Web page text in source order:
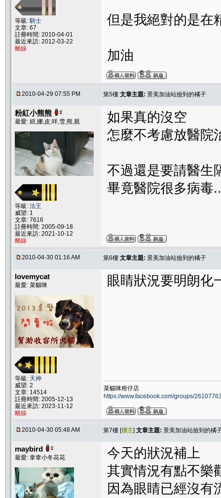
等級:騎士
文章: 67
註冊時間: 2010-04-01
最近來訪: 2012-03-22
離線
但是我絕對的是在
加油
2010-04-29 07:55 PM 第5樓 文章主題: 景美加油站撿到的橘子
粉紅小熊熊
最愛: 妞,娜,皮,咩,雪,熊,親
等級: 法王
威望: 1
文章: 7616
註冊時間: 2005-09-18
最近來訪: 2021-10-12
離線
如果真的沒空
怎麼不考慮放醫院
不過還是要請醫生
畢竟醫院很多病毒
2010-04-30 01:16 AM 第6樓 文章主題: 景美加油站撿到的橘子
lovemycat
最愛: 菜貓咪
等級: 天神
威望: 2
文章: 14514
註冊時間: 2005-12-13
最近來訪: 2023-11-12
離線
眼睛狀況要明朗化
菜貓咪柑仔店
https://www.facebook.com/groups/
2010-04-30 05:48 AM 第7樓 [樓主] 文章主題: 景美加油站撿到的橘
maybird
最愛: 韋韋小冬花花
今天的狀況補上
其實情況有點不樂
因為眼睛已經沒有